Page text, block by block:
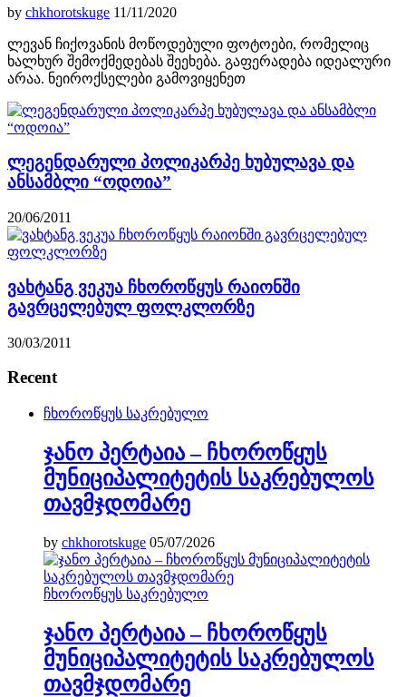
by chkhorotskuge 11/11/2020
ლევან ჩიქოვანის მოწოდებული ფოტოები, რომელიც
ხალხურ შემოქმედებას შეეხება. გაფერადება იდეალური
არაა. ნეიროქსელები გამოვიყენეთ
ლეგენდარული პოლიკარპე ხუბულავა და
ანსამბლი “ოდოია”
20/06/2011
ვახტანგ ვეკუა ჩხოროწყუს რაიონში
გავრცელებულ ფოლკლორზე
30/03/2011
Recent
ჩხოროწყუს საკრებულო
ჯანო პერტაია – ჩხოროწყუს
მუნიციპალიტეტის საკრებულოს
თავმჯდომარე
by chkhorotskuge 05/07/2026
ჩხოროწყუს საკრებულო
ჯანო პერტაია – ჩხოროწყუს
მუნიციპალიტეტის საკრებულოს
თავმჯდომარე